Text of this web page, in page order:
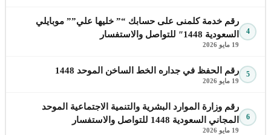
4
رقم خدمة كلمنى على حسابك “” خليها علي”” موبايلي
السعودية 1448″ للتواصل والاستفسار
19 مايو 2026
5 رقم الحفظ في جداره الخط الساخن الموحد 1448
19 مايو 2026
6
رقم وزارة الموارد البشرية والتنمية الاجتماعية الموحد
المجاني السعودية 1448 للتواصل والاستفسار
19 مايو 2026